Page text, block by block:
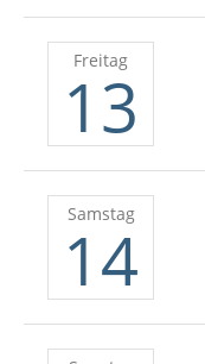
Freitag
13
Samstag
14